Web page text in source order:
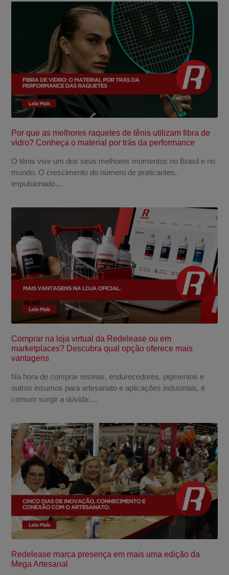
Por que as melhores raquetes de tênis utilizam fibra de
vidro? Conheça o material por trás da performance
O tênis vive um dos seus melhores momentos no Brasil e no
mundo. O crescimento do número de praticantes,
impulsionado…
Comprar na loja virtual da Redelease ou em
marketplaces? Descubra qual opção oferece mais
vantagens
Na hora de comprar resinas, endurecedores, pigmentos e
outros insumos para artesanato e aplicações industriais, é
comum surgir a dúvida:…
Redelease marca presença em mais uma edição da
Mega Artesanal